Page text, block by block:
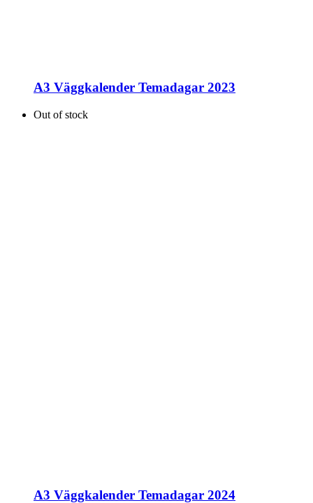
A3 Väggkalender Temadagar 2023
Out of stock
A3 Väggkalender Temadagar 2024